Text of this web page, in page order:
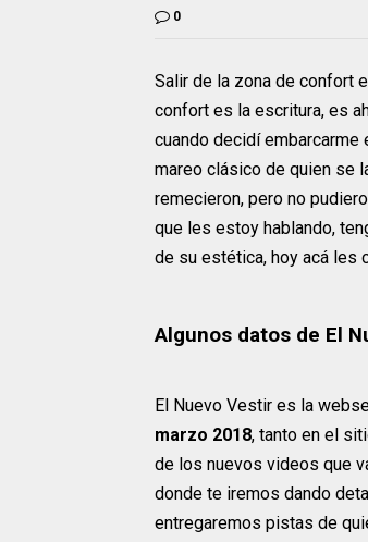
0
Salir de la zona de confort
confort es la escritura, es
cuando decidí embarcarme
mareo clásico de quien se
remecieron, pero no
que les estoy hablando,
de su estética, hoy acá les
Algunos datos de El
El Nuevo Vestir es la
marzo 2018, tanto en el
de los nuevos videos que
donde te iremos dando
entregaremos pistas de